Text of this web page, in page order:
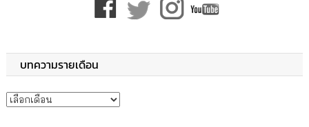
บทความรายเดือน
บทความรายเดือน